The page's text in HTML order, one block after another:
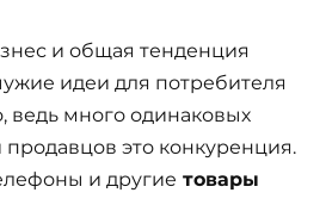
и общая тенденция
идеи для потребителя
ведь много одинаковых
это конкуренция.
и другие товары